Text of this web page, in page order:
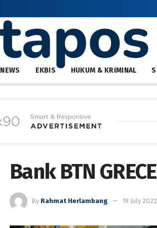
NEWS EKBIS HUKUM & KRIMINAL
Bank BTN
By Rahmat Herlambang 19 July 2022